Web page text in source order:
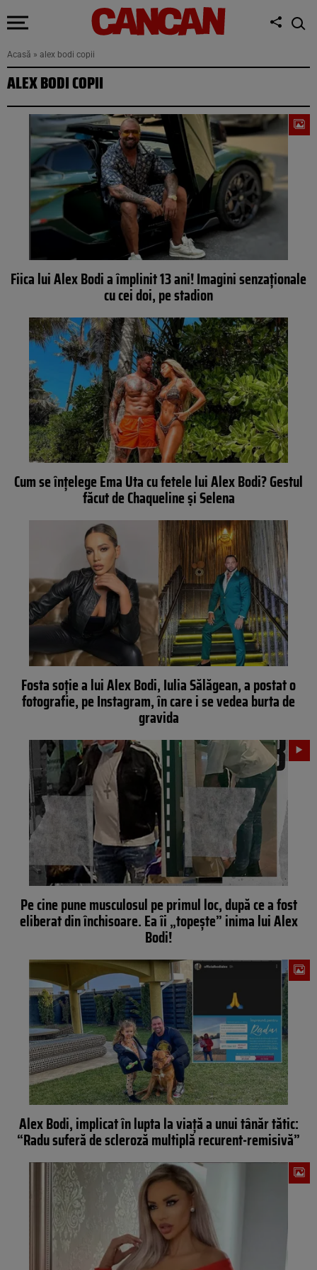
Acasă » alex bodi copii
ALEX BODI COPII
Fiica lui Alex Bodi a împlinit 13 ani! Imagini senzaționale
cu cei doi, pe stadion
Cum se înțelege Ema Uta cu fetele lui Alex Bodi? Gestul
făcut de Chaqueline și Selena
Fosta soție a lui Alex Bodi, Iulia Sălăgean, a postat o
fotografie, pe Instagram, în care i se vedea burta de
gravida
Pe cine pune musculosul pe primul loc, după ce a fost
eliberat din închisoare. Ea îi „topește” inima lui Alex
Bodi!
Alex Bodi, implicat în lupta la viață a unui tânăr tătic:
“Radu suferă de scleroză multiplă recurent-remisivă”